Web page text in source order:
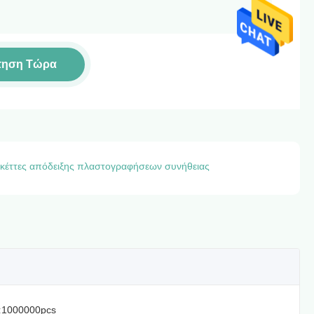
Τώρα
απόδειξης πλαστογραφήσεων συνήθειας
1000000pcs